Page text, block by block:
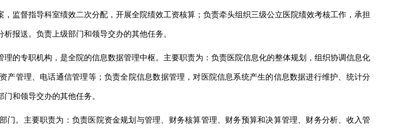
监督指导科室绩效二次分配，开展全院绩效工资核算；负责牵头组织三级公立医院绩效考核工作，承担
析报送。 负责 上级部门和领导交办的其他任务。
的专职机构，是全院的信息数据管理中枢。主要职责为：负责医院信息化的整体规划，组织协调信息化
产管理、电话通信管理等；负责全院信息数据管理，对医院信息系统产生的信息数据进行维护、统计分
门和领导交办的其他任务。
门。主要职责为：负责医院资金规划与管理、财务核算管理、财务预算和决算管理、财务分析、收入管